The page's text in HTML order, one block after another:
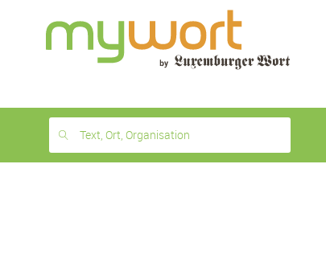
month
free
Text, Ort, Organisation